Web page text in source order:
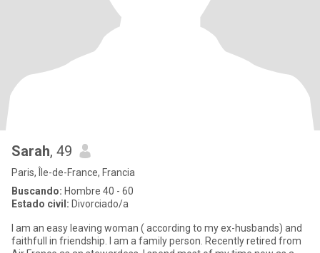
Sarah, 49
Paris, Île-de-France, Francia
Buscando: Hombre 40 - 60
Estado civil: Divorciado/a
I am an easy leaving woman ( according to my ex-husbands) and
faithfull in friendship. I am a family person. Recently retired from